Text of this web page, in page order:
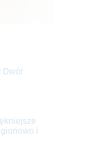
Dwór
i